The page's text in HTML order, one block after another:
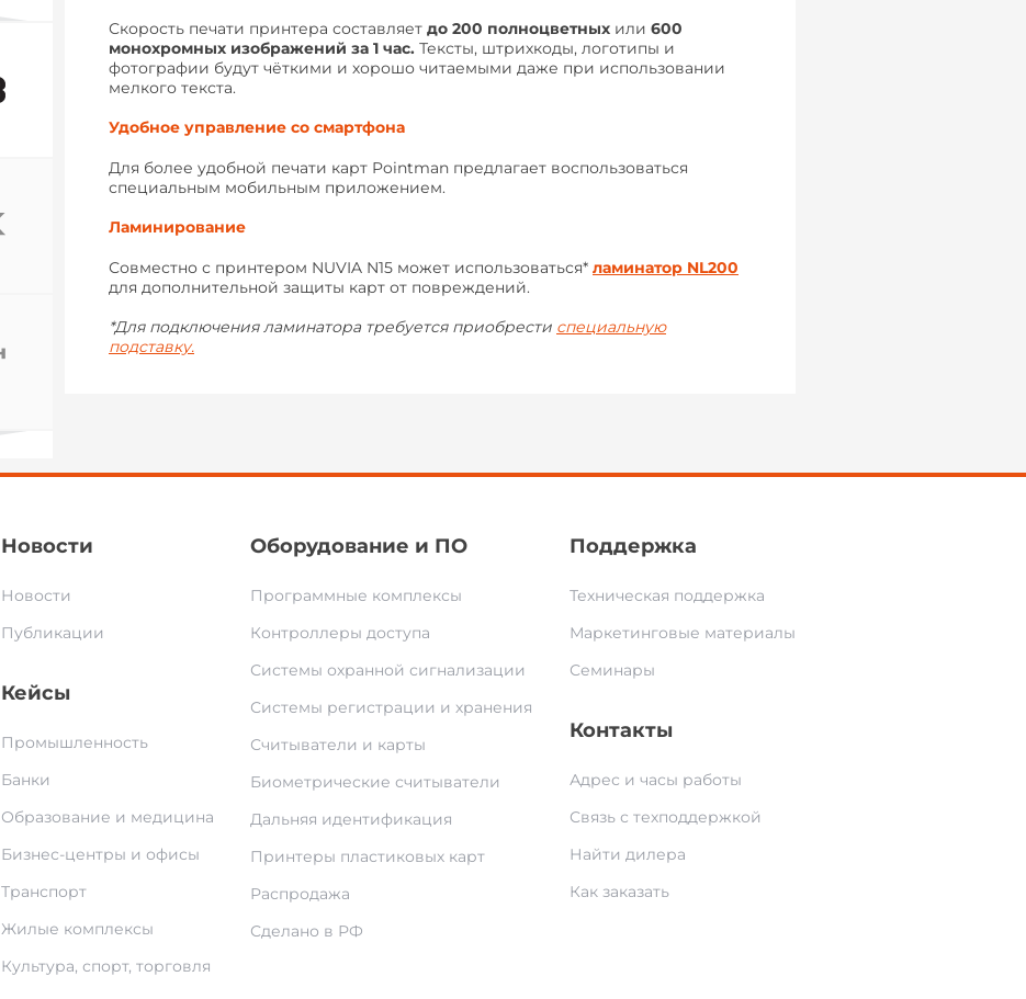
Скорость печати принтера составляет до 200 полноцветных или 600
монохромных изображений за 1 час. Тексты, штрихкоды, логотипы и
фотографии будут чёткими и хорошо читаемыми даже при использовании
мелкого текста.
Удобное управление со смартфона
Для более удобной печати карт Pointman предлагает воспользоваться
специальным мобильным приложением.
Ламинирование
Совместно с принтером NUVIA N15 может использоваться* ламинатор NL200
для дополнительной защиты карт от повреждений.
*Для подключения ламинатора требуется приобрести специальную
подставку.
Новости
Новости
Публикации
Кейсы
Промышленность
Банки
Образование и медицина
Бизнес-центры и офисы
Транспорт
Жилые комплексы
Культура, спорт, торговля
Оборудование и ПО
Программные комплексы
Контроллеры доступа
Системы охранной сигнализации
Системы регистрации и хранения
Считыватели и карты
Биометрические считыватели
Дальняя идентификация
Принтеры пластиковых карт
Распродажа
Сделано в РФ
Поддержка
Техническая поддержка
Маркетинговые материалы
Семинары
Контакты
Адрес и часы работы
Связь с техподдержкой
Найти дилера
Как заказать